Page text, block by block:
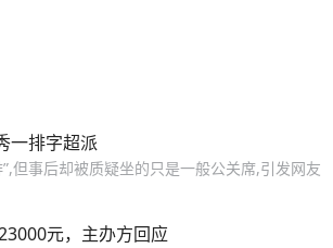
一排字超派
但事后却被质疑坐的只是一般公关席,引发网友
元，主办方回应